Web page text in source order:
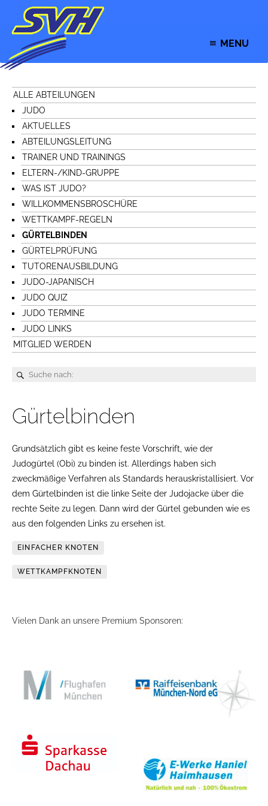
MENU
ALLE ABTEILUNGEN
JUDO
AKTUELLES
ABTEILUNGSLEITUNG
TRAINER UND TRAININGS
ELTERN-/KIND-GRUPPE
WAS IST JUDO?
WILLKOMMENSBROSCHÜRE
WETTKAMPF-REGELN
GÜRTELBINDEN
GÜRTELPRÜFUNG
TUTORENAUSBILDUNG
JUDO-JAPANISCH
JUDO QUIZ
JUDO TERMINE
JUDO LINKS
MITGLIED WERDEN
Gürtelbinden
Grundsätzlich gibt es keine feste Vorschrift, wie der
Judogürtel (Obi) zu binden ist. Allerdings haben sich
zweckmäßige Verfahren als Standards herauskristallisiert. Vor
dem Gürtelbinden ist die linke Seite der Judojacke über die
rechte Seite zu legen. Dann wird der Gürtel gebunden wie es
aus den folgenden Links zu ersehen ist.
EINFACHER KNOTEN
WETTKAMPFKNOTEN
Vielen Dank an unsere Premium Sponsoren: